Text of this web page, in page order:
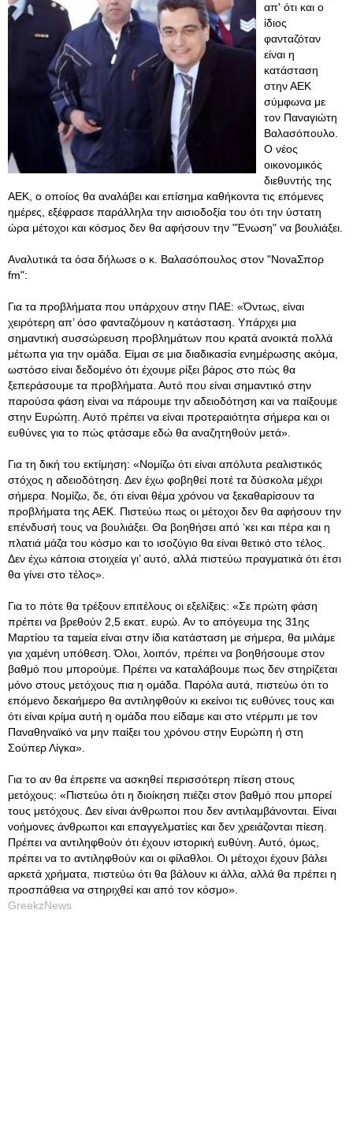
απ' ότι και ο
ίδιος
φανταζόταν
είναι η
κατάσταση
στην ΑΕΚ
σύμφωνα με
τον Παναγιώτη
Βαλασόπουλο.
Ο νέος
οικονομικός
διεθυντής της
ΑΕΚ, ο οποίος θα αναλάβει και επίσημα καθήκοντα τις επόμενες
ημέρες, εξέφρασε παράλληλα την αισιοδοξία του ότι την ύστατη
ώρα μέτοχοι και κόσμος δεν θα αφήσουν την "Ένωση" να βουλιάξει.
Αναλυτικά τα όσα δήλωσε ο κ. Βαλασόπουλος στον "NovaΣπορ
fm":
Για τα προβλήματα που υπάρχουν στην ΠΑΕ: «Όντως, είναι
χειρότερη απ’ όσο φανταζόμουν η κατάσταση. Υπάρχει μια
σημαντική συσσώρευση προβλημάτων που κρατά ανοικτά πολλά
μέτωπα για την ομάδα. Είμαι σε μια διαδικασία ενημέρωσης ακόμα,
ωστόσο είναι δεδομένο ότι έχουμε ρίξει βάρος στο πώς θα
ξεπεράσουμε τα προβλήματα. Αυτό που είναι σημαντικό στην
παρούσα φάση είναι να πάρουμε την αδειοδότηση και να παίξουμε
στην Ευρώπη. Αυτό πρέπει να είναι προτεραιότητα σήμερα και οι
ευθύνες για το πώς φτάσαμε εδώ θα αναζητηθούν μετά».
Για τη δική του εκτίμηση: «Νομίζω ότι είναι απόλυτα ρεαλιστικός
στόχος η αδειοδότηση. Δεν έχω φοβηθεί ποτέ τα δύσκολα μέχρι
σήμερα. Νομίζω, δε, ότι είναι θέμα χρόνου να ξεκαθαρίσουν τα
προβλήματα της ΑΕΚ. Πιστεύω πως οι μέτοχοι δεν θα αφήσουν την
επένδυσή τους να βουλιάξει. Θα βοηθήσει από ‘κει και πέρα και η
πλατιά μάζα του κόσμο και το ισοζύγιο θα είναι θετικό στο τέλος.
Δεν έχω κάποια στοιχεία γι’ αυτό, αλλά πιστεύω πραγματικά ότι έτσι
θα γίνει στο τέλος».
Για το πότε θα τρέξουν επιτέλους οι εξελίξεις: «Σε πρώτη φάση
πρέπει να βρεθούν 2,5 εκατ. ευρώ. Αν το απόγευμα της 31ης
Μαρτίου τα ταμεία είναι στην ίδια κατάσταση με σήμερα, θα μιλάμε
για χαμένη υπόθεση. Όλοι, λοιπόν, πρέπει να βοηθήσουμε στον
βαθμό που μπορούμε. Πρέπει να καταλάβουμε πως δεν στηρίζεται
μόνο στους μετόχους πια η ομάδα. Παρόλα αυτά, πιστεύω ότι το
επόμενο δεκαήμερο θα αντιληφθούν κι εκείνοι τις ευθύνες τους και
ότι είναι κρίμα αυτή η ομάδα που είδαμε και στο ντέρμπι με τον
Παναθηναϊκό να μην παίξει του χρόνου στην Ευρώπη ή στη
Σούπερ Λίγκα».
Για το αν θα έπρεπε να ασκηθεί περισσότερη πίεση στους
μετόχους: «Πιστεύω ότι η διοίκηση πιέζει στον βαθμό που μπορεί
τους μετόχους. Δεν είναι άνθρωποι που δεν αντιλαμβάνονται. Είναι
νοήμονες άνθρωποι και επαγγελματίες και δεν χρειάζονται πίεση.
Πρέπει να αντιληφθούν ότι έχουν ιστορική ευθύνη. Αυτό, όμως,
πρέπει να το αντιληφθούν και οι φίλαθλοι. Οι μέτοχοι έχουν βάλει
αρκετά χρήματα, πιστεύω ότι θα βάλουν κι άλλα, αλλά θα πρέπει η
προσπάθεια να στηριχθεί και από τον κόσμο».
GreekzNews